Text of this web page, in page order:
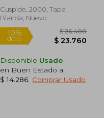
Rápido
Cuspide, 2000, Tapa
Blanda, Nuevo
Disponible Usado
en Buen Estado a
$ 14.286 Comprar Usado